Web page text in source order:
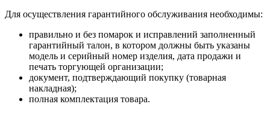
Для осуществления гарантийного обслуживания необходимы:
правильно и без помарок и исправлений заполненный
гарантийный талон, в котором должны быть указаны
модель и серийный номер изделия, дата продажи и
печать торгующей организации;
документ, подтверждающий покупку (товарная
накладная);
полная комплектация товара.